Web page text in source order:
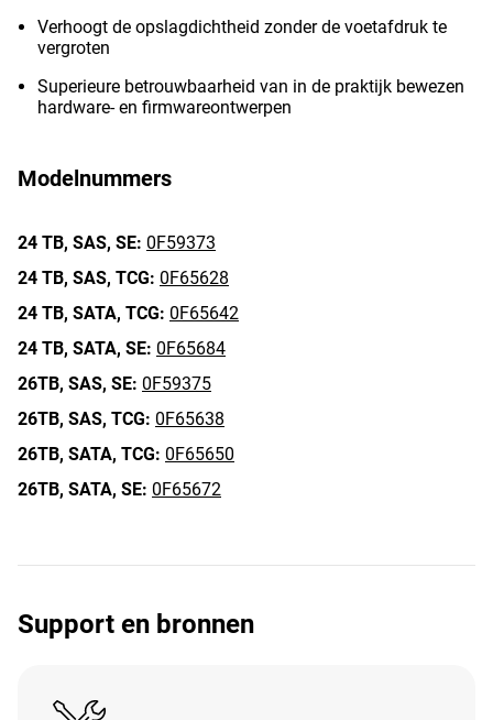
Verhoogt de opslagdichtheid zonder de voetafdruk te
vergroten
Superieure betrouwbaarheid van in de praktijk bewezen
hardware- en firmwareontwerpen
Modelnummers
24 TB, SAS, SE: 0F59373
24 TB, SAS, TCG: 0F65628
24 TB, SATA, TCG: 0F65642
24 TB, SATA, SE: 0F65684
26TB, SAS, SE: 0F59375
26TB, SAS, TCG: 0F65638
26TB, SATA, TCG: 0F65650
26TB, SATA, SE: 0F65672
Support en bronnen